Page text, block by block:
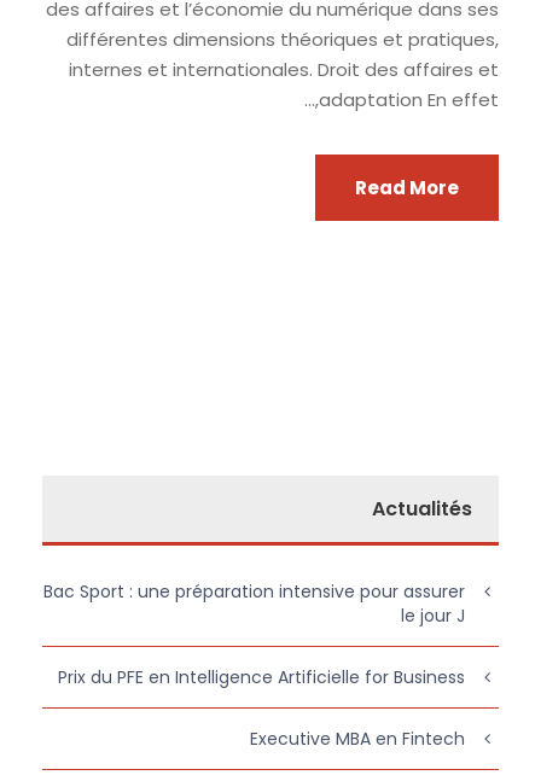
des affaires et l’économie du numérique dans ses
différentes dimensions théoriques et pratiques,
internes et internationales. Droit des affaires et
adaptation En effet,...
Read More
Actualités
Bac Sport : une préparation intensive pour assurer
le jour J
Prix du PFE en Intelligence Artificielle for Business
Executive MBA en Fintech